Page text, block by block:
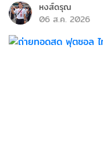
หงส์ดรุณ
06 ส.ค. 2026